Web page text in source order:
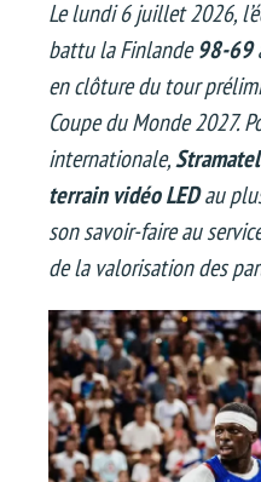
Le lundi 6 juillet 2026,
battu la Finlande98-69
en clôture du tour
Coupe du Monde 2027.
internationale,Stramatel
terrain vidéo LEDau
son savoir-faire au
de la valorisation des